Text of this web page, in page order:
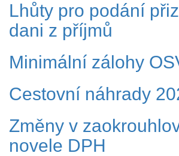
Lhůty pro podání
dani z příjmů
Minimální zálohy
Cestovní náhrady
Změny v
novele DPH